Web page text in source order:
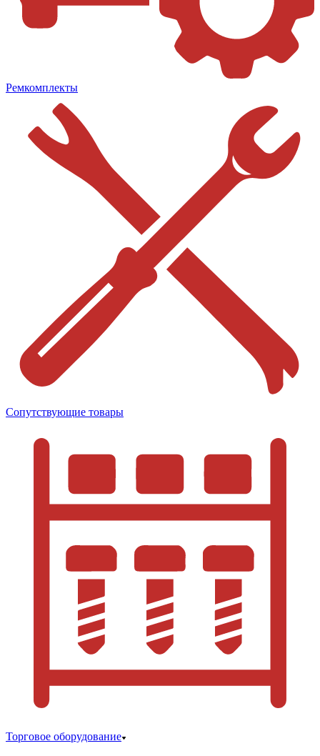
Ремкомплекты
Сопутствующие товары
Торговое оборудование